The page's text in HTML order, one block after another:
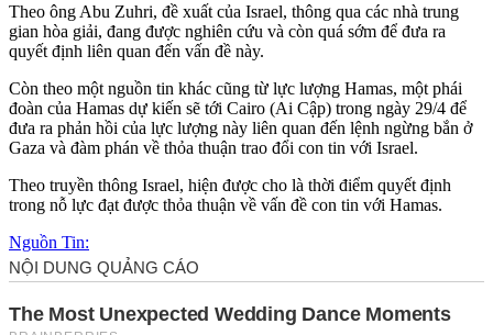
Theo ông Abu Zuhri, đề xuất của Israel, thông qua các nhà trung
gian hòa giải, đang được nghiên cứu và còn quá sớm để đưa ra
quyết định liên quan đến vấn đề này.
Còn theo một nguồn tin khác cũng từ lực lượng Hamas, một phái
đoàn của Hamas dự kiến sẽ tới Cairo (Ai Cập) trong ngày 29/4 để
đưa ra phản hồi của lực lượng này liên quan đến lệnh ngừng bắn ở
Gaza và đàm phán về thỏa thuận trao đổi con tin với Israel.
Theo truyền thông Israel, hiện được cho là thời điểm quyết định
trong nỗ lực đạt được thỏa thuận về vấn đề con tin với Hamas.
Nguồn Tin: